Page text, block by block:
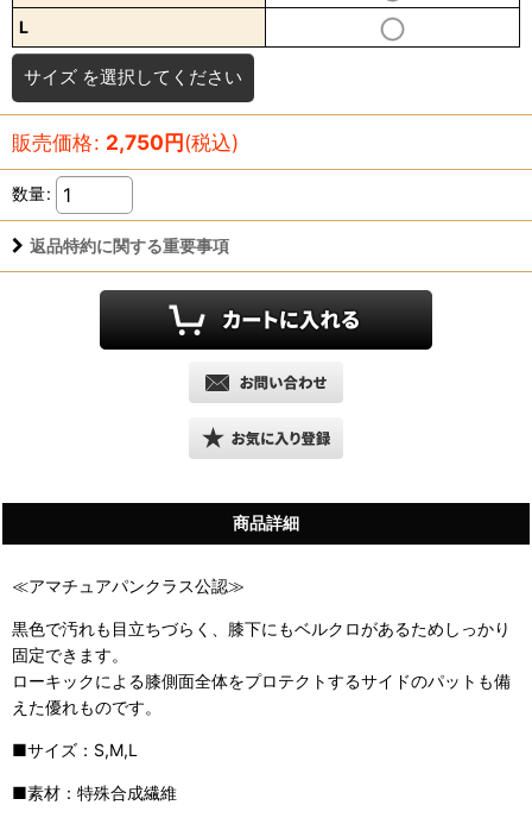
L
サイズ を選択してください
販売価格: 2,750円(税込)
数量:
返品特約に関する重要事項
商品詳細
≪アマチュアパンクラス公認≫
黒色で汚れも目立ちづらく、膝下にもベルクロがあるためしっかり
固定できます。
ローキックによる膝側面全体をプロテクトするサイドのパットも備
えた優れものです。
■サイズ：S,M,L
■素材：特殊合成繊維